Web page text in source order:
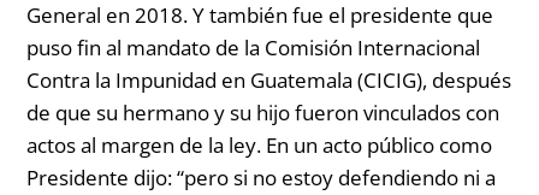
General en 2018. Y también fue el presidente que
puso fin al mandato de la Comisión Internacional
Contra la Impunidad en Guatemala (CICIG), después
de que su hermano y su hijo fueron vinculados con
actos al margen de la ley. En un acto público como
Presidente dijo:“pero si no estoy defendiendo ni a